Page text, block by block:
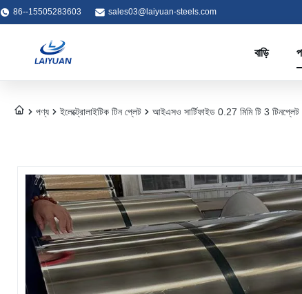
86--15505283603 sales03@laiyuan-steels.com
বাড়ি
পণ্য ইলেক্ট্রোলাইটিক টিন প্লেট আইএসও সার্টিফাইড 0.27 মিমি টি 3